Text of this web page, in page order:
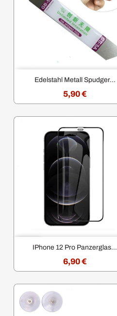
Edelstahl Metall Spudger...
5,90 €
IPhone 12 Pro Panzerglas...
6,90 €